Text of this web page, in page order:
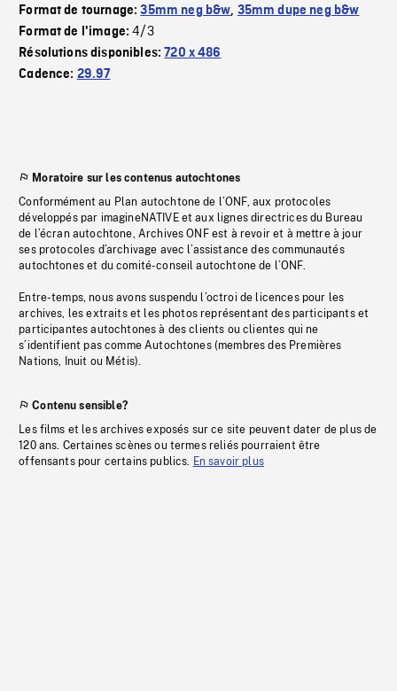
Format de tournage:35mm neg b&w, 35mm dupe neg b&w
Format de l'image:4/3
Résolutions disponibles:720 x 486
Cadence: 29.97
Moratoire sur les contenus autochtones
Conformément au Plan autochtone de l’ONF, aux protocoles
développés par imagineNATIVE et aux lignes directrices du Bureau
de l’écran autochtone, Archives ONF est à revoir et à mettre à jour
ses protocoles d’archivage avec l’assistance des communautés
autochtones et du comité-conseil autochtone de l’ONF.
Entre-temps, nous avons suspendu l’octroi de licences pour les
archives, les extraits et les photos représentant des participants et
participantes autochtones à des clients ou clientes qui ne
s’identifient pas comme Autochtones (membres des Premières
Nations, Inuit ou Métis).
Contenu sensible?
Les films et les archives exposés sur ce site peuvent dater de plus de
120 ans. Certaines scènes ou termes reliés pourraient être
offensants pour certains publics. En savoir plus